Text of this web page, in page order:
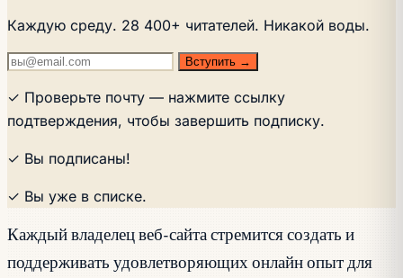
Каждую среду. 28 400+ читателей. Никакой воды.
Вступить →
✓ Проверьте почту — нажмите ссылку
подтверждения, чтобы завершить подписку.
✓ Вы подписаны!
✓ Вы уже в списке.
Каждый владелец веб-сайта стремится создать и
поддерживать удовлетворяющих онлайн опыт для